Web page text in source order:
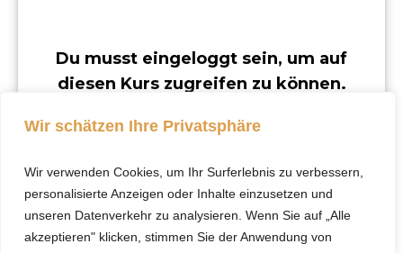
Wir schätzen Ihre Privatsphäre
Wir verwenden Cookies, um Ihr Surferlebnis zu verbessern,
personalisierte Anzeigen oder Inhalte einzusetzen und
unseren Datenverkehr zu analysieren. Wenn Sie auf „Alle
akzeptieren" klicken, stimmen Sie der Anwendung von
Du musst eingeloggt sein, um auf
diesen Kurs zugreifen zu können.
verfügbar.
Klicke hier, um dich
einzuloggen.